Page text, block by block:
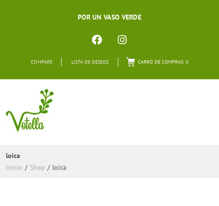
POR UN VASO VERDE
COMPARE LISTA DE DESEOS CARRO DE COMPRAS 0
loica
Inicio / Shop / loica